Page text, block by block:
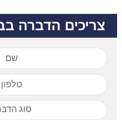
צריכים הדברה